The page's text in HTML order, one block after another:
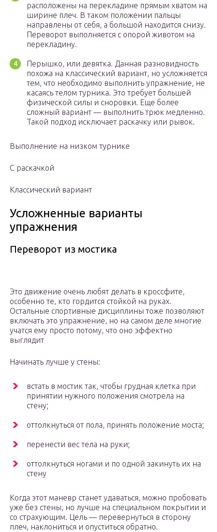
расположены на перекладине прямым хватом на
ширине плеч. В таком положении пальцы
направлены от себя, а большой находится снизу.
Переворот выполняется с опорой животом на
перекладину.
Перышко, или девятка. Данная разновидность
похожа на классический вариант, но усложняется
тем, что необходимо выполнить упражнение, не
касаясь телом турника. Это требует большей
физической силы и сноровки. Еще более
сложный вариант — выполнить трюк медленно.
Такой подход исключает раскачку или рывок.
Выполнение на низком турнике
С раскачкой
Классический вариант
Усложненные варианты
упражнения
Переворот из мостика
Это движение очень любят делать в кроссфите,
особенно те, кто гордится стойкой на руках.
Остальные спортивные дисциплины тоже позволяют
включать это упражнение, но на самом деле многие
учатся ему просто потому, что оно эффектно
выглядит
Начинать лучше у стены:
встать в мостик так, чтобы грудная клетка при
принятии нужного положения смотрела на
стену;
оттолкнуться от пола, принять положение моста;
перенести вес тела на руки;
оттолкнуться ногами и по одной закинуть их на
стену
Когда этот маневр станет удаваться, можно пробовать
уже без стены, но лучше на специальном покрытии и
со страхующим. Цель — перевернуться в сторону
плеч, наклониться и опуститься обратно.